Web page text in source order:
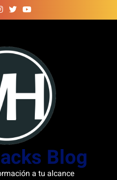
Blog
a tu alcance